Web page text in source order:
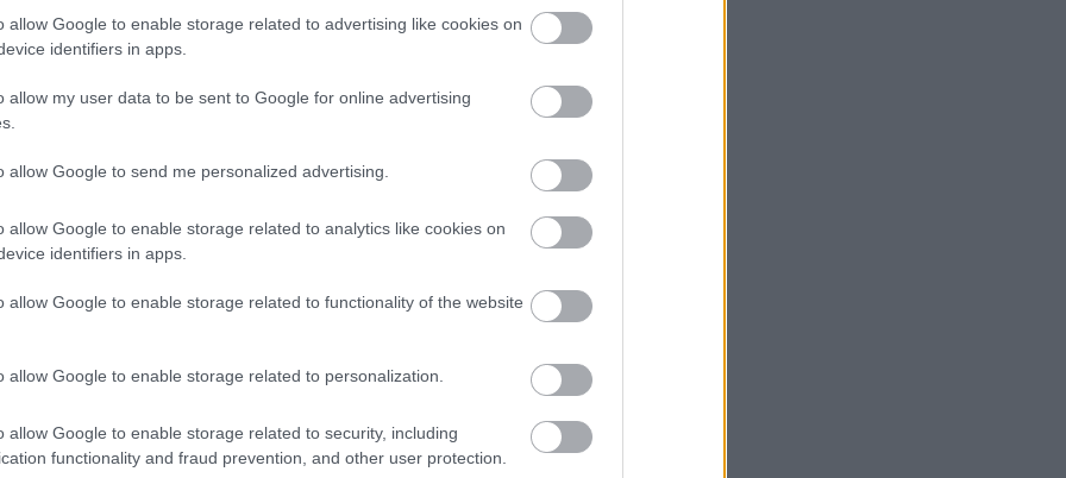
allow Google to enable storage related to advertising like cookies on
identifiers in apps.
allow my user data to be sent to Google for online advertising
allow Google to send me personalized advertising.
allow Google to enable storage related to analytics like cookies on
identifiers in apps.
allow Google to enable storage related to functionality of the website
allow Google to enable storage related to personalization.
allow Google to enable storage related to security, including
functionality and fraud prevention, and other user protection.
fluorforbud der C8-produkter er forbudt, mens C6-
der de de nasjonale forbundene signerte på at de
forbudt i henhold til EUs regelverk.
er forbudt
de nasjonale forbundene signerte på at de ikke skulle bruke
sesongen, er en helt uvanlig øvelse: Her må de nasjonale
et forbud det ikke er utviklet noe entydig regelverk for,
som gjelder for brudd på forbudet, og heller ikke